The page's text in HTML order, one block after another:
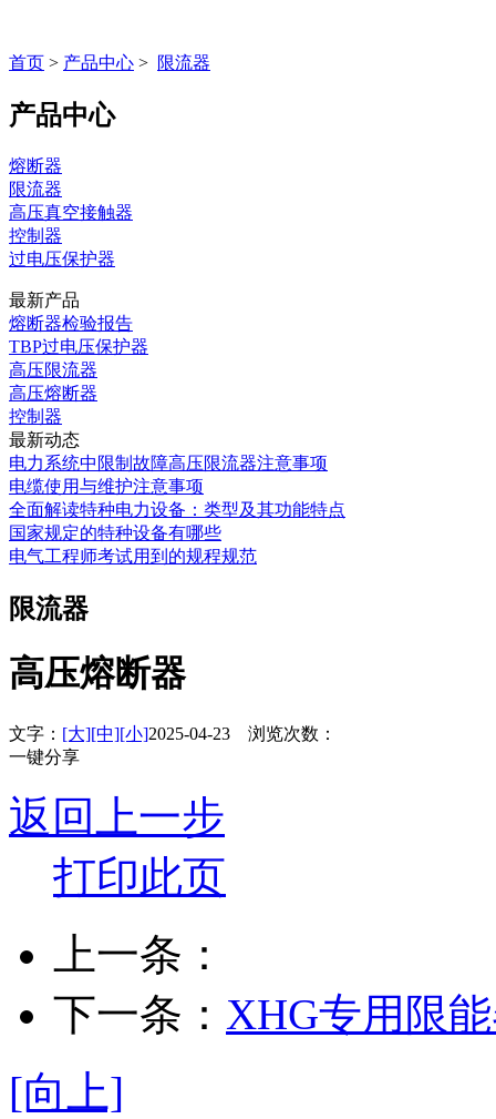
首页 > 产品中心 > 限流器
产品中心
熔断器
限流器
高压真空接触器
控制器
过电压保护器
最新产品
熔断器检验报告
TBP过电压保护器
高压限流器
高压熔断器
控制器
最新动态
电力系统中限制故障高压限流器注意事项
电缆使用与维护注意事项
全面解读特种电力设备：类型及其功能特点
国家规定的特种设备有哪些
电气工程师考试用到的规程规范
限流器
高压熔断器
文字： [大][中][小]2025-04-23 浏览次数：
一键分享
返回上一步
打印此页
上一条：
下一条： XHG专用限
[向上]